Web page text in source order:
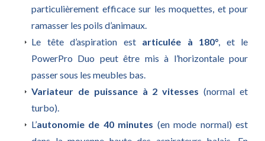
particulièrement efficace sur les moquettes, et pour
ramasser les poils d’animaux.
Le tête d’aspiration est articulée à 180° , et le
PowerPro Duo peut être mis à l’horizontale pour
passer sous les meubles bas.
Variateur de puissance à 2 vitesses(normal et
turbo).
L’autonomie de 40 minutes (en mode normal) est